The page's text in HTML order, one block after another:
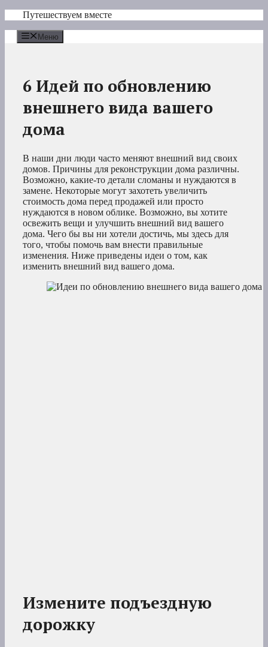
Перейти
содержимому
Путешествуем вместе
Меню
6 Идей по обновлению
внешнего вида вашего
дома
В наши дни люди часто меняют внешний вид своих
домов. Причины для реконструкции дома различны.
Возможно, какие-то детали сломаны и нуждаются в
замене. Некоторые могут захотеть увеличить
стоимость дома перед продажей или просто
нуждаются в новом облике. Возможно, вы хотите
освежить вещи и улучшить внешний вид вашего
дома. Чего бы вы ни хотели достичь, мы здесь для
того, чтобы помочь вам внести правильные
изменения. Ниже приведены идеи о том, как
изменить внешний вид вашего дома.
Измените подъездную
дорожку